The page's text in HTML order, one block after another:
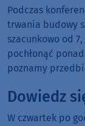
Podczas
trwania budowy
szacunkowo od
pochłonąć
poznamy
Dowiedz
W czwartek po